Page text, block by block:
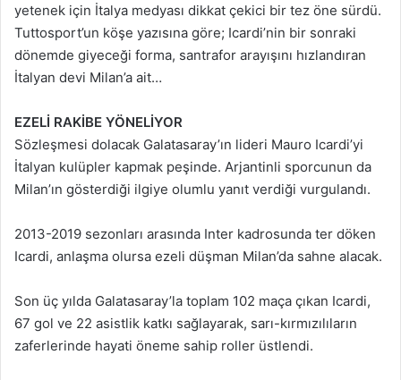
yetenek için İtalya medyası dikkat çekici bir tez öne sürdü.
Tuttosport’un köşe yazısına göre; Icardi’nin bir sonraki
dönemde giyeceği forma, santrafor arayışını hızlandıran
İtalyan devi Milan’a ait…
EZELİ RAKİBE YÖNELİYOR
Sözleşmesi dolacak Galatasaray’ın lideri Mauro Icardi’yi
İtalyan kulüpler kapmak peşinde. Arjantinli sporcunun da
Milan’ın gösterdiği ilgiye olumlu yanıt verdiği vurgulandı.
2013-2019 sezonları arasında Inter kadrosunda ter döken
Icardi, anlaşma olursa ezeli düşman Milan’da sahne alacak.
Son üç yılda Galatasaray’la toplam 102 maça çıkan Icardi,
67 gol ve 22 asistlik katkı sağlayarak, sarı-kırmızılıların
zaferlerinde hayati öneme sahip roller üstlendi.